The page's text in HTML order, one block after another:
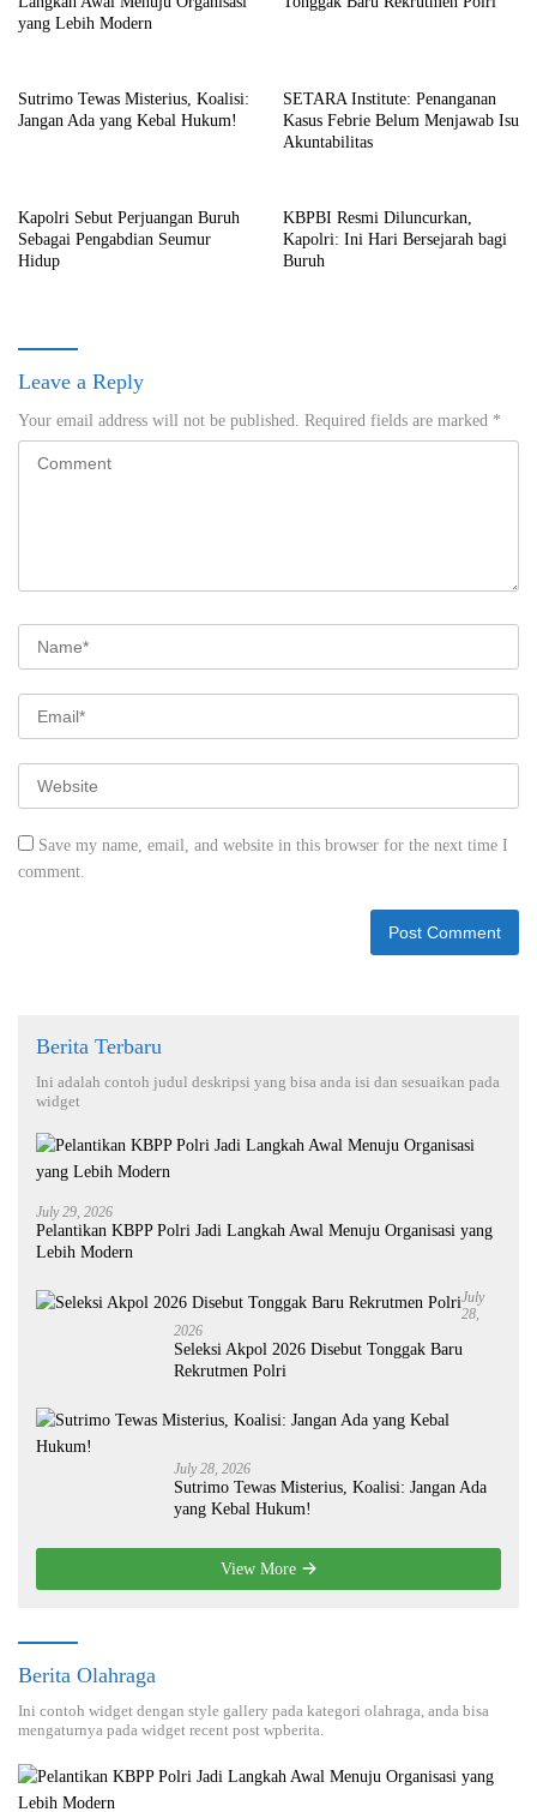
yang Lebih Modern
Sutrimo Tewas Misterius, Koalisi:
Jangan Ada yang Kebal Hukum!
SETARA Institute: Penanganan
Kasus Febrie Belum Menjawab Isu
Akuntabilitas
Kapolri Sebut Perjuangan Buruh
Sebagai Pengabdian Seumur
Hidup
KBPBI Resmi Diluncurkan,
Kapolri: Ini Hari Bersejarah bagi
Buruh
Leave a Reply
Your email address will not be published. Required fields are marked *
Save my name, email, and website in this browser for the next time I
comment.
Berita Terbaru
Ini adalah contoh judul deskripsi yang bisa anda isi dan sesuaikan pada
widget
July 29, 2026
Pelantikan KBPP Polri Jadi Langkah Awal Menuju Organisasi yang
Lebih Modern
July
28,
2026
Seleksi Akpol 2026 Disebut Tonggak Baru
Rekrutmen Polri
July 28, 2026
Sutrimo Tewas Misterius, Koalisi: Jangan Ada
yang Kebal Hukum!
View More
Berita Olahraga
Ini contoh widget dengan style gallery pada kategori olahraga, anda bisa
mengaturnya pada widget recent post wpberita.